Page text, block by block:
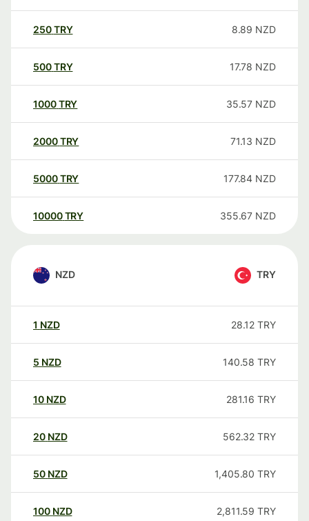
250TRY 8.89 NZD
500TRY 17.78 NZD
1000TRY 35.57 NZD
2000TRY 71.13 NZD
5000TRY 177.84 NZD
10000 TRY 355.67 NZD
NZD TRY
1 NZD 28.12 TRY
5 NZD 140.58 TRY
10 NZD 281.16 TRY
20 NZD 562.32 TRY
50 NZD 1,405.80 TRY
100 NZD 2,811.59 TRY